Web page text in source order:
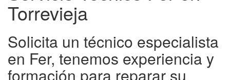
Torrevieja
Solicita un técnico especialista
en Fer, tenemos experiencia y
formación para reparar su